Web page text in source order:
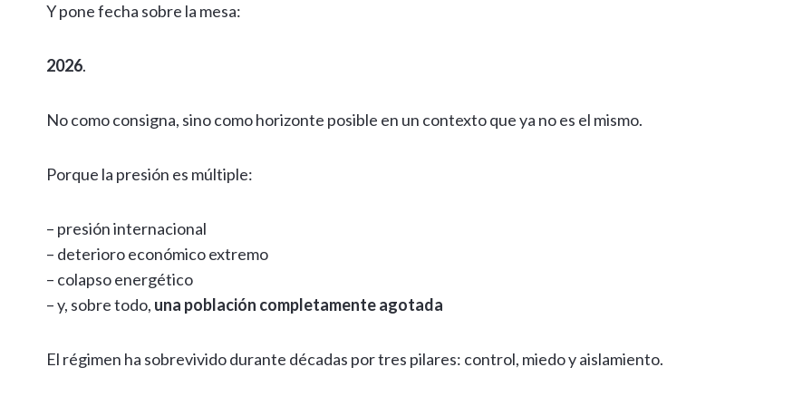
Y pone fecha sobre la mesa:
2026.
No como consigna, sino como horizonte posible en un contexto que ya no es el mismo.
Porque la presión es múltiple:
– presión internacional
– deterioro económico extremo
– colapso energético
– y, sobre todo, una población completamente agotada
El régimen ha sobrevivido durante décadas por tres pilares: control, miedo y aislamiento.